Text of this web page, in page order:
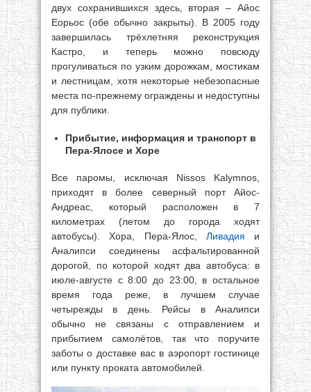
двух сохранившихся здесь, вторая – Айос
Еорьос (обе обычно закрыты). В 2005 году
завершилась трёхлетняя реконструкция
Кастро, и теперь можно повсюду
прогуливаться по узким дорожкам, мостикам
и лестницам, хотя некоторые небезопасные
места по-прежнему ограждены и недоступны
для публики.
Прибытие, информация и транспорт в
Пера-Ялосе и Хоре
Все паромы, исключая Nissos Kalymnos,
приходят в более северный порт Айос-
Андреас, который расположен в 7
километрах (летом до города ходят
автобусы). Хора, Пера-Ялос, Ливадия и
Аналипси соединены асфальтированной
дорогой, по которой ходят два автобуса: в
июле-августе с 8:00 до 23:00, в остальное
время года реже, в лучшем случае
четырежды в день. Рейсы в Аналипси
обычно не связаны с отправлением и
прибытием самолётов, так что поручите
заботы о доставке вас в аэропорт гостинице
или пункту проката автомобилей.